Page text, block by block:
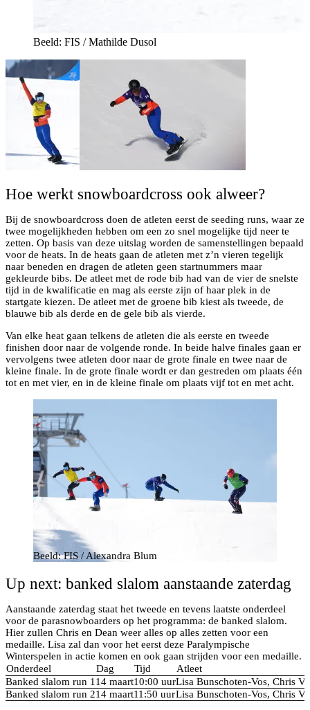
Beeld: FIS / Mathilde Dusol
Hoe werkt snowboardcross ook alweer?
Bij de snowboardcross doen de atleten eerst de seeding runs, waar ze
twee mogelijkheden hebben om een zo snel mogelijke tijd neer te
zetten. Op basis van deze uitslag worden de samenstellingen bepaald
voor de heats. In de heats gaan de atleten met z’n vieren tegelijk
naar beneden en dragen de atleten geen startnummers maar
gekleurde bibs. De atleet met de rode bib had van de vier de snelste
tijd in de kwalificatie en mag als eerste zijn of haar plek in de
startgate kiezen. De atleet met de groene bib kiest als tweede, de
blauwe bib als derde en de gele bib als vierde.
Van elke heat gaan telkens de atleten die als eerste en tweede
finishen door naar de volgende ronde. In beide halve finales gaan er
vervolgens twee atleten door naar de grote finale en twee naar de
kleine finale. In de grote finale wordt er dan gestreden om plaats één
tot en met vier, en in de kleine finale om plaats vijf tot en met acht.
Beeld: FIS / Alexandra Blum
Up next: banked slalom aanstaande zaterdag
Aanstaande zaterdag staat het tweede en tevens laatste onderdeel
voor de parasnowboarders op het programma: de banked slalom.
Hier zullen Chris en Dean weer alles op alles zetten voor een
medaille. Lisa zal dan voor het eerst deze Paralympische
Winterspelen in actie komen en ook gaan strijden voor een medaille.
Onderdeel
Dag Tijd
Atleet
Banked slalom run 1 14 maart10:00 uurLisa Bunschoten-Vos, Chris
Banked slalom run 214 maart11:50 uurLisa Bunschoten-Vos, Chris